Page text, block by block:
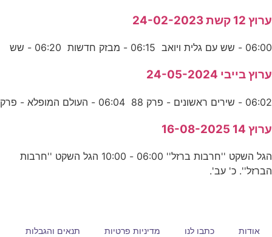
ערוץ 12 קשת 24-02-2023
06:00 - שש עם גלית ויואב 06:15 - מבזק חדשות 06:20 - שש
ערוץ בייבי 24-05-2024
06:02 - שירים ראשונים - פרק 88 06:04 - העולם המופלא - פרק
ערוץ 14 16-08-2025
הגל השקט ''חרבות ברזל'' 06:00 - 10:00 הגל השקט ''חרבות
הברזל''. כ' עב'.
אודות כתבו לנו מדיניות פרטיות תנאים והגבלות